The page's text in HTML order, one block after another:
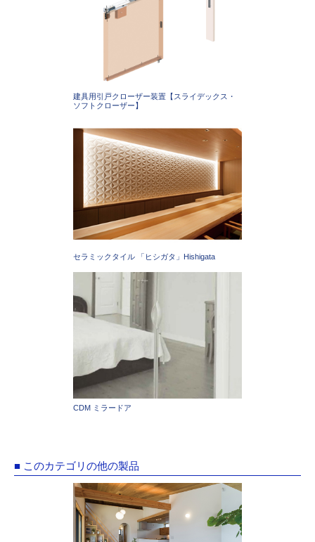
建具用引戸クローザー装置【スライデックス・
ソフトクローザー】
セラミックタイル 「ヒシガタ」Hishigata
CDM ミラードア
■ このカテゴリの他の製品